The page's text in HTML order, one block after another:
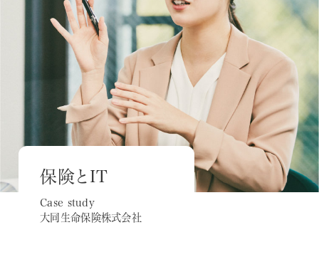
NIIの仕事
企業情報
事業内容
アクセス
保険とIT
Case study
大同生命保険株式会社